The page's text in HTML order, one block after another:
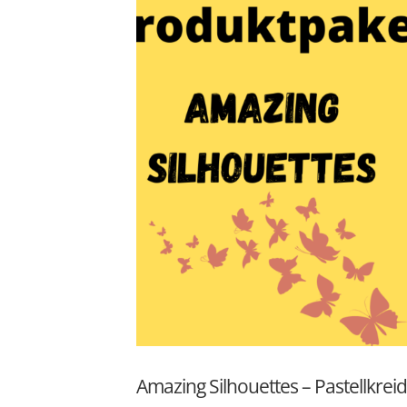
Amazing Silhouettes –